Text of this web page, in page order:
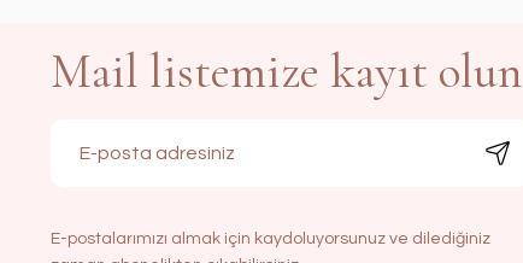
Mail listemize kayıt olun
E-postalarımızı almak için kaydoluyorsunuz ve dilediğiniz